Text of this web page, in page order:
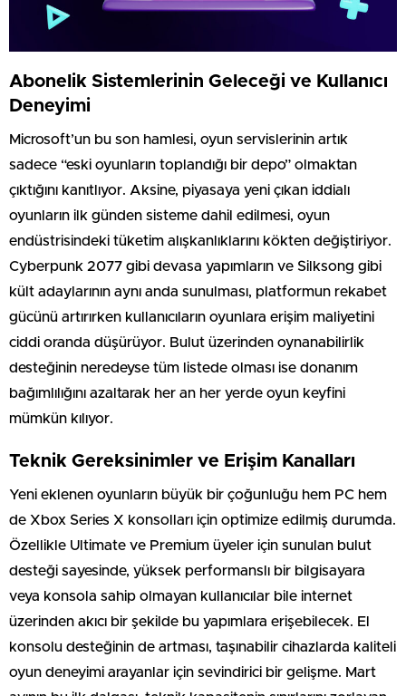
Abonelik Sistemlerinin Geleceği ve Kullanıcı
Deneyimi
Microsoft’un bu son hamlesi, oyun servislerinin artık
sadece “eski oyunların toplandığı bir depo” olmaktan
çıktığını kanıtlıyor. Aksine, piyasaya yeni çıkan iddialı
oyunların ilk günden sisteme dahil edilmesi, oyun
endüstrisindeki tüketim alışkanlıklarını kökten değiştiriyor.
Cyberpunk 2077 gibi devasa yapımların ve Silksong gibi
kült adaylarının aynı anda sunulması, platformun rekabet
gücünü artırırken kullanıcıların oyunlara erişim maliyetini
ciddi oranda düşürüyor. Bulut üzerinden oynanabilirlik
desteğinin neredeyse tüm listede olması ise donanım
bağımlılığını azaltarak her an her yerde oyun keyfini
mümkün kılıyor.
Teknik Gereksinimler ve Erişim Kanalları
Yeni eklenen oyunların büyük bir çoğunluğu hem PC hem
de Xbox Series X konsolları için optimize edilmiş durumda.
Özellikle Ultimate ve Premium üyeler için sunulan bulut
desteği sayesinde, yüksek performanslı bir bilgisayara
veya konsola sahip olmayan kullanıcılar bile internet
üzerinden akıcı bir şekilde bu yapımlara erişebilecek. El
konsolu desteğinin de artması, taşınabilir cihazlarda kaliteli
oyun deneyimi arayanlar için sevindirici bir gelişme. Mart